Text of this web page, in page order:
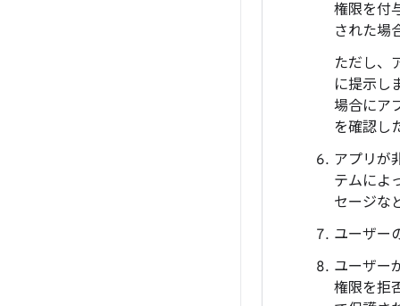
権限を付
された場
ただし、
に提示し
場合にア
を確認し
アプリが
テムによ
セージな
ユーザー
ユーザー
権限を拒